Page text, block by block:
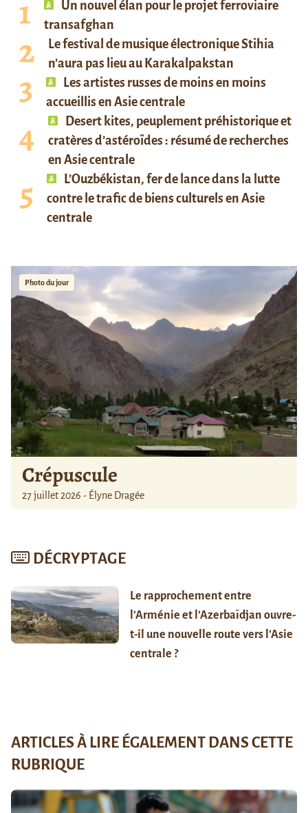
Un nouvel élan pour le projet ferroviaire
transafghan
Le festival de musique électronique Stihia
n’aura pas lieu au Karakalpakstan
Les artistes russes de moins en moins
accueillis en Asie centrale
Desert kites, peuplement préhistorique et
cratères d’astéroïdes : résumé de recherches
en Asie centrale
L’Ouzbékistan, fer de lance dans la lutte
contre le trafic de biens culturels en Asie
centrale
Photo du jour
Crépuscule
27 juillet 2026 - Élyne Dragée
DÉCRYPTAGE
Le rapprochement entre
l’Arménie et l’Azerbaïdjan ouvre-
t-il une nouvelle route vers l’Asie
centrale ?
ARTICLES À LIRE ÉGALEMENT DANS CETTE
RUBRIQUE